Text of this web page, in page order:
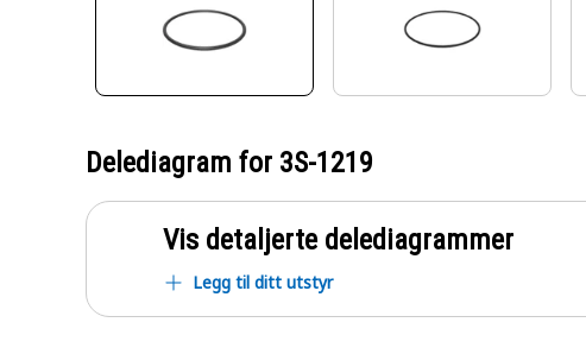
Delediagram for 3S-1219
Vis detaljerte delediagrammer
Legg til ditt utstyr